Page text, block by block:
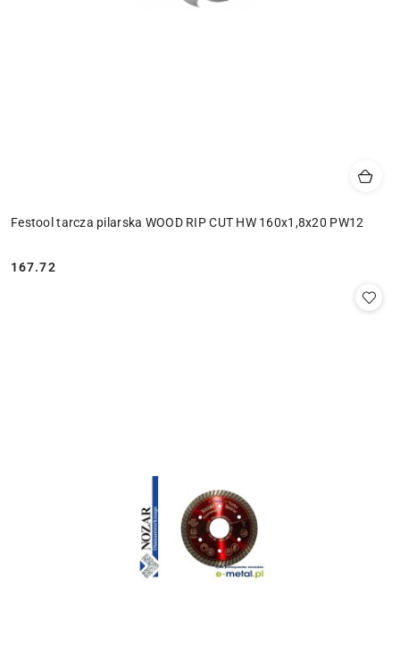
Festool tarcza pilarska WOOD RIP CUT HW 160x1,8x20 PW12
Cena:
167.72